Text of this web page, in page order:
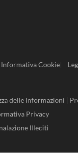
Informativa Cookie
delle Informazioni
Privacy
Illeciti